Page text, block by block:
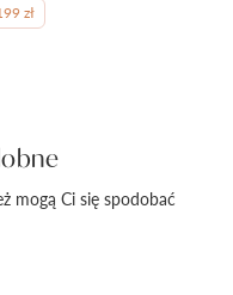
zł
mogą Ci się spodobać